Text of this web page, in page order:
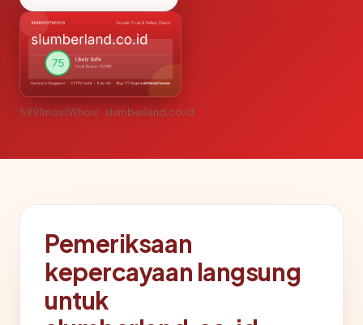
S991mostWhois · slumberland.co.id
Pemeriksaan
kepercayaan langsung
untuk